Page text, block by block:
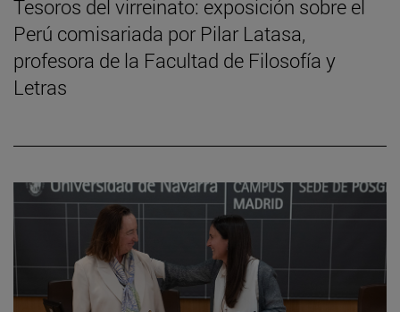
Tesoros del virreinato: exposición sobre el
Perú comisariada por Pilar Latasa,
profesora de la Facultad de Filosofía y
Letras